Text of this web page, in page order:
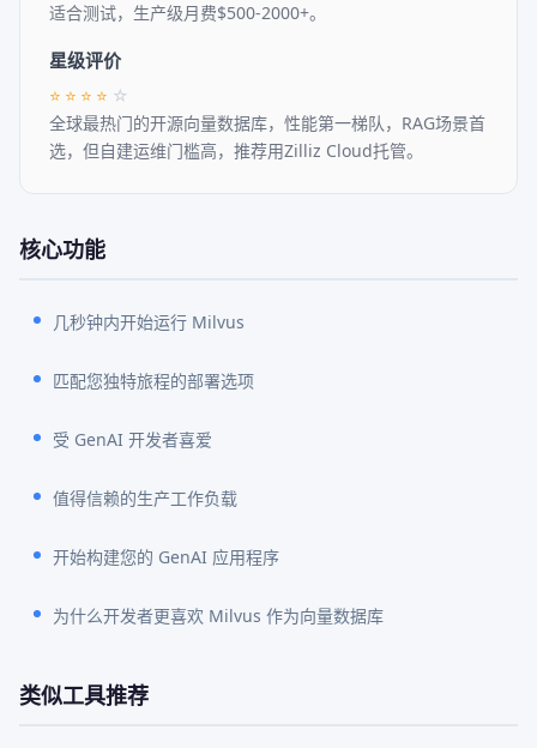
适合测试，生产级月费$500-2000+。
星级评价
⭐ ⭐ ⭐ ⭐ ☆
全球最热门的开源向量数据库，性能第一梯队，RAG场景首
选，但自建运维门槛高，推荐用Zilliz Cloud托管。
核心功能
几秒钟内开始运行 Milvus
匹配您独特旅程的部署选项
受 GenAI 开发者喜爱
值得信赖的生产工作负载
开始构建您的 GenAI 应用程序
为什么开发者更喜欢 Milvus 作为向量数据库
类似工具推荐